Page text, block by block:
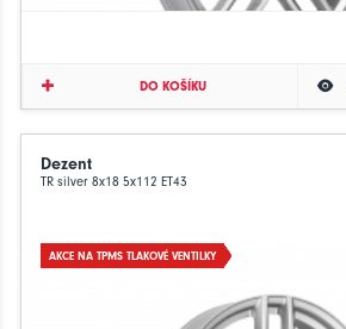
DO KOŠÍKU
Dezent
TR silver 8x18 5x112 ET43
AKCE NA TPMS TLAKOVÉ VENTILKY